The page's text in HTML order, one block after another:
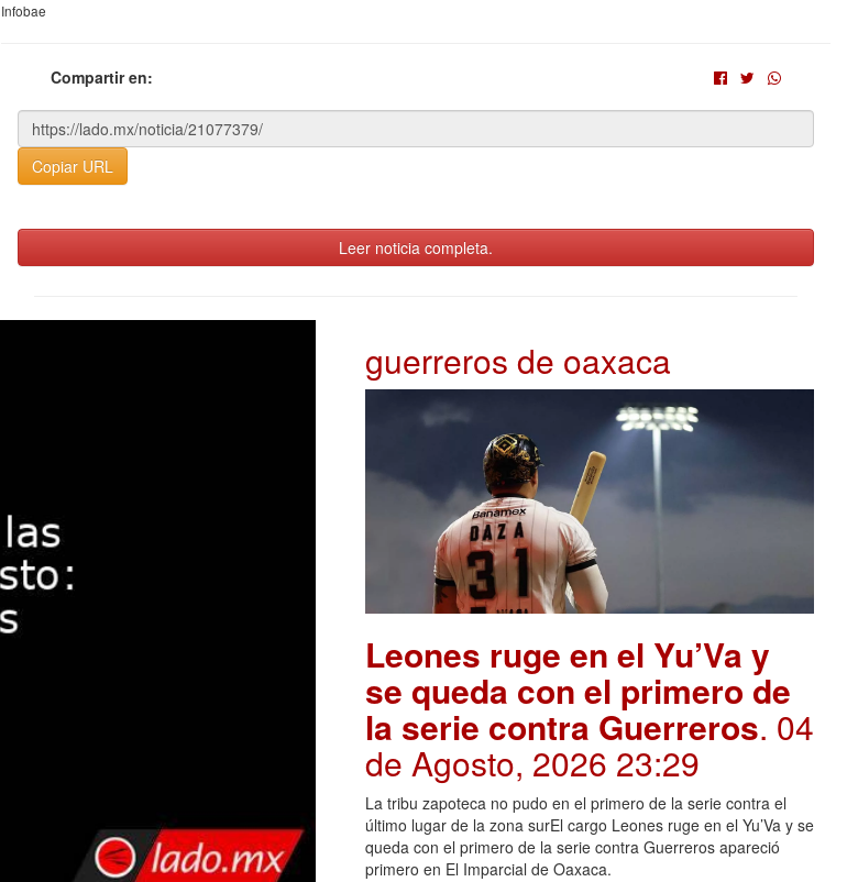
Infobae
Compartir en:
Copiar URL
Leer noticia completa.
guerreros de oaxaca
Leones ruge en el Yu’Va y
se queda con el primero de
la serie contra Guerreros. 04
de Agosto, 2026 23:29
La tribu zapoteca no pudo en el primero de la serie contra el
último lugar de la zona surEl cargo Leones ruge en el Yu’Va y se
queda con el primero de la serie contra Guerreros apareció
primero en El Imparcial de Oaxaca.